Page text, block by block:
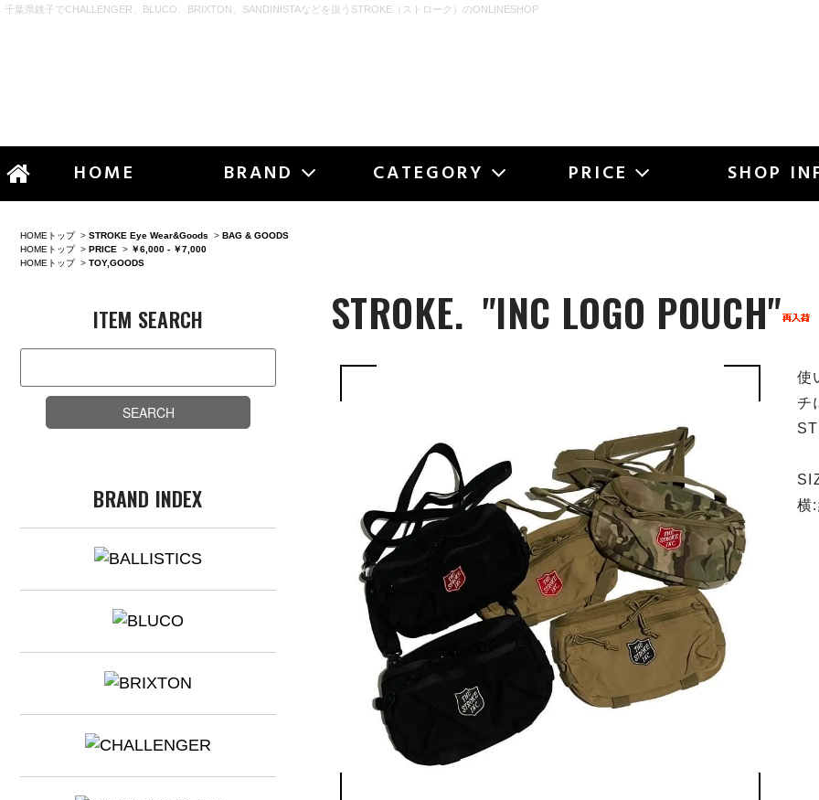
千葉県銚子でCHALLENGER、BLUCO、BRIXTON、SANDINISTAなどを扱うSTROKE（ストローク）のONLINESHOP
HOME BRAND CATEGORY PRICE SHOP
HOMEトップ> STROKE Eye Wear&Goods > BAG & GOODS
HOMEトップ > PRICE > ￥6,000 - ￥7,000
HOMEトップ > TOY,GOODS
ITEM SEARCH
BRAND INDEX
STROKE. "INC LOGO POUCH"
使
チ
横